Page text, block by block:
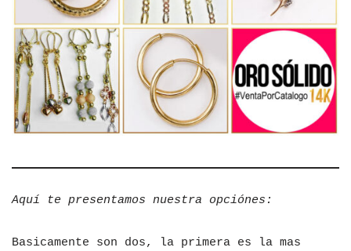
Aquí te presentamos nuestra opciónes:
Basicamente son dos, la primera es la mas